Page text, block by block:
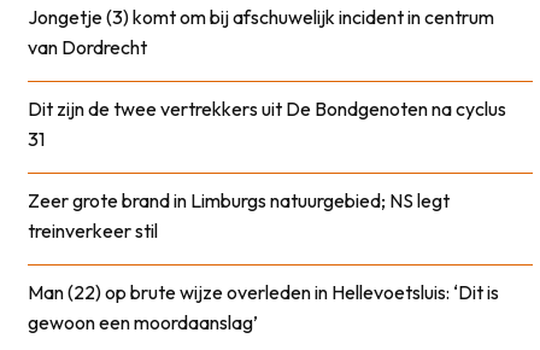
Jongetje (3) komt om bij afschuwelijk incident in centrum
van Dordrecht
Dit zijn de twee vertrekkers uit De Bondgenoten na cyclus
31
Zeer grote brand in Limburgs natuurgebied; NS legt
treinverkeer stil
Man (22) op brute wijze overleden in Hellevoetsluis: ‘Dit is
gewoon een moordaanslag’